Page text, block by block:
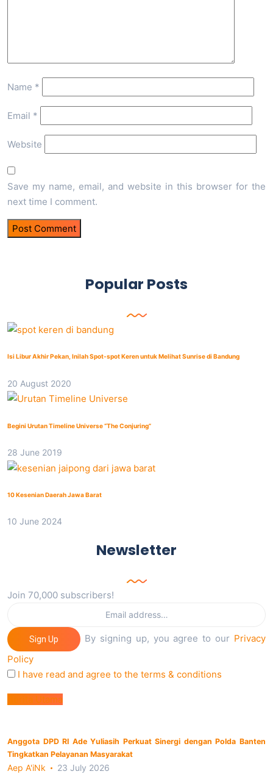
Name *
Email *
Website
Save my name, email, and website in this browser for the
next time I comment.
Popular Posts
Isi Libur Akhir Pekan, Inilah Spot-spot Keren untuk Melihat Sunrise di Bandung
20 August 2020
Begini Urutan Timeline Universe “The Conjuring”
28 June 2019
10 Kesenian Daerah Jawa Barat
10 June 2024
Newsletter
Join 70,000 subscribers!
Sign Up By signing up, you agree to our Privacy
Policy
I have read and agree to the terms & conditions
Berita Utama
Anggota DPD RI Ade Yuliasih Perkuat Sinergi dengan Polda Banten
Tingkatkan Pelayanan Masyarakat
Aep A'iNk 23 July 2026